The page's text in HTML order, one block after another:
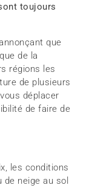
toujours
que
de la
régions les
de plusieurs
déplacer
de faire de
les conditions
neige au sol